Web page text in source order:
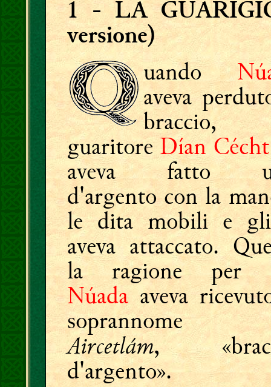
1- LA
versione)
uando
aveva
guaritoreDían Cécht
aveva fatto
d'argento con la
le dita mobili e
aveva attaccato.
la ragione per
Núada aveva
soprannome
Aircetlám,
d'argento».